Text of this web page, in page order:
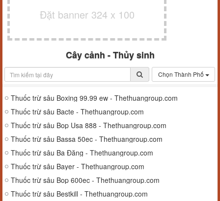
Đặt banner 324 x 100
Cây cảnh - Thủy sinh
Chọn Thành Phố
Thuốc trừ sâu Boxing 99.99 ew - Thethuangroup.com
Thuốc trừ sâu Bacte - Thethuangroup.com
Thuốc trừ sâu Bop Usa 888 - Thethuangroup.com
Thuốc trừ sâu Bassa 50ec - Thethuangroup.com
Thuốc trừ sâu Ba Đăng - Thethuangroup.com
Thuốc trừ sâu Bayer - Thethuangroup.com
Thuốc trừ sâu Bop 600ec - Thethuangroup.com
Thuốc trừ sâu Bestkill - Thethuangroup.com